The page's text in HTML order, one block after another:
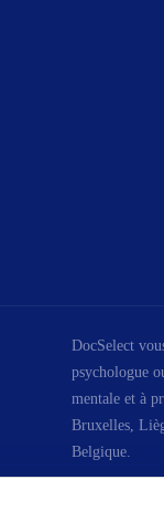
DocSelect
psychologue
mentale et à
Bruxelles,
Belgique.